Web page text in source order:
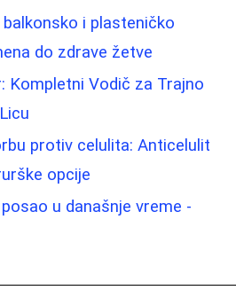
i plasteničko
do zdrave žetve
Kompletni Vodič za Trajno
protiv celulita: Anticelulit
opcije
u današnje vreme -